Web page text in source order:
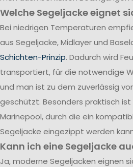
Welche Segeljacke eignet
Bei niedrigen Temperaturen
aus Segeljacke, Midlayer und
Schichten-Prinzip. Dadurch wird
transportiert, für die notwendige
und man ist zu dem zuverlässig
geschützt. Besonders praktisch ist
Marinepool, durch die ein
Segeljacke eingezippt werden
Kann ich eine Segeljacke
Ja, moderne Segeljacken eignen